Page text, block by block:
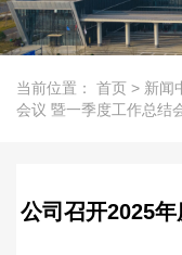
当前位置： 首页 > 新闻
会议 暨一季度工作总结
公司召开2025